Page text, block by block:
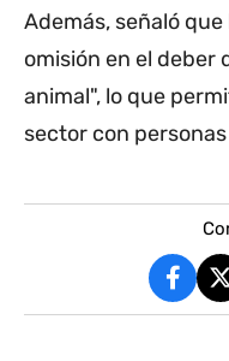
Además, señaló
omisión en el deber
animal", lo que
sector con